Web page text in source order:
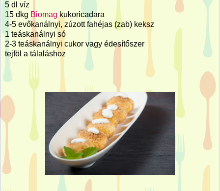
5 dl víz
15 dkg Biomag kukoricadara
4-5 evőkanálnyi, zúzott fahéjas (zab) keksz
1 teáskanálnyi só
2-3 teáskanálnyi cukor vagy édesítőszer
tejföl a tálaláshoz